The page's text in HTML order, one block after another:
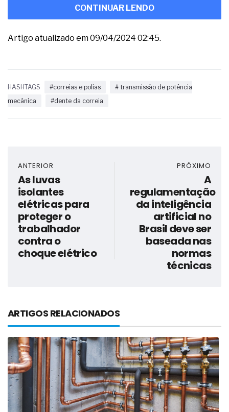
CONTINUAR LENDO
Artigo atualizado em 09/04/2024 02:45.
HASHTAGS #correias e polias
# transmissão de potência
mecânica
#dente da correia
ANTERIOR
As luvas
isolantes
elétricas para
proteger o
trabalhador
contra o
choque elétrico
PRÓXIMO
A
regulamentação
da inteligência
artificial no
Brasil deve ser
baseada nas
normas
técnicas
ARTIGOS RELACIONADOS